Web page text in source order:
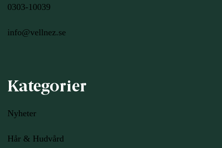
0303-10039
info@vellnez.se
Kategorier
Nyheter
Hår & Hudvård